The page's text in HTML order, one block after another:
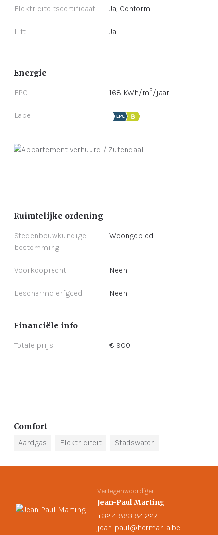
Elektriciteitscertificaat Ja, Conform
Lift Ja
Energie
EPC 168 kWh/m2/jaar
Label
Ruimtelijke ordening
Stedenbouwkundige
bestemming
Woongebied
Voorkooprecht Neen
Beschermd erfgoed Neen
Financiële info
Totale prijs € 900
Comfort
Aardgas Elektriciteit Stadswater
Vertegenwoordiger
Jean-Paul Marting
+32 4 883 84 227
jean-paul@hermania.be